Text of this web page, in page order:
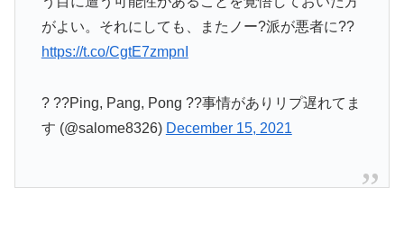
がよい。それにしても、またノー?派が悪者に??
https://t.co/CgtE7zmpnI
? ??Ping, Pang, Pong ??事情がありリプ遅れてま
す (@salome8326) December 15, 2021